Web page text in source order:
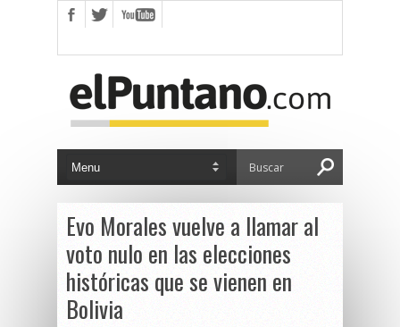
Evo Morales vuelve a llamar al
voto nulo en las elecciones
históricas que se vienen en
Bolivia